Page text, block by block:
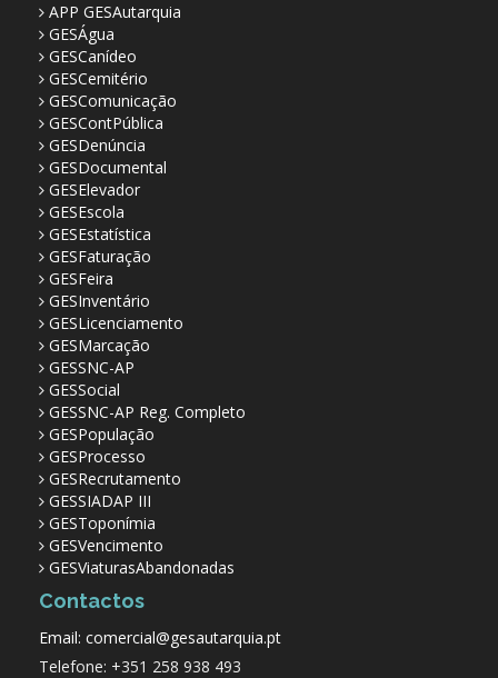
APP GESAutarquia
GESÁgua
GESCanídeo
GESCemitério
GESComunicação
GESContPública
GESDenúncia
GESDocumental
GESElevador
GESEscola
GESEstatística
GESFaturação
GESFeira
GESInventário
GESLicenciamento
GESMarcação
GESSNC-AP
GESSocial
GESSNC-AP Reg. Completo
GESPopulação
GESProcesso
GESRecrutamento
GESSIADAP III
GESToponímia
GESVencimento
GESViaturasAbandonadas
Contactos
Email: comercial@gesautarquia.pt
Telefone: +351 258 938 493